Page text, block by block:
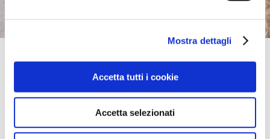
Mostra dettagli
Accetta tutti i cookie
Accetta selezionati
4 WHITEHILL RD. FORT KINNAIRD,
EH15 3HR, EDINBURGH, City of Edinburgh, Regno Unito
portami qui